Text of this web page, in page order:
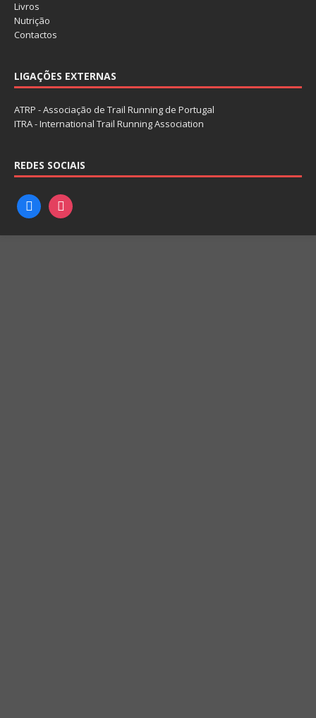
Livros
Nutrição
Contactos
LIGAÇÕES EXTERNAS
ATRP - Associação de Trail Running de Portugal
ITRA - International Trail Running Association
REDES SOCIAIS